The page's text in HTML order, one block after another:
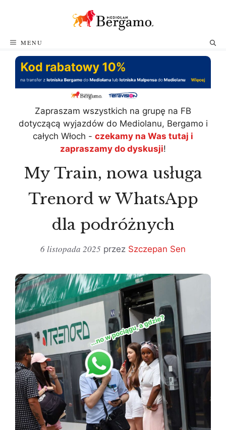
MENU
Zapraszam wszystkich na grupę na FB
dotyczącą wyjazdów do Mediolanu, Bergamo i
całych Włoch - czekamy na Was tutaj i
zapraszamy do dyskusji!
My Train, nowa usługa
Trenord w WhatsApp
dla podróżnych
6 listopada 2025 przez Szczepan Sen